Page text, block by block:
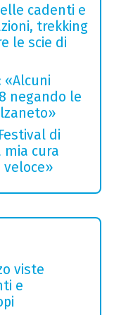
cadenti e
trekking
le scie di
«Alcuni
negando le
di
mia cura
viste
e